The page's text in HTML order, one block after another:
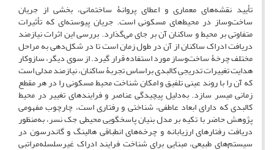
تأیید نقشه‌های معماری و اعطای پروانۀ ساختمانی، بخشی از جریان
ساخت‌وساز در محیط‌های مسکونی است. جریان پیوسته‌ای که تأثیرات
متفاوتی بر محیط و ساکنان آن بر جای می‌گذارد. بررسی این اثرات نیازمند
دریافت ادراک ساکنان از آن در طول زمان است تا در شکل‌دهی به مراحل
مختلف چرخۀ ساخت‌وساز مورد استفاده قرار گیرد. از سوی دیگر، سازوکار
هدایت تغییرات تدریجیِ کالبدی براساس تجربۀ ساکنان، نیازمند مدلی است
که آن را با روند عینی تلفیق و امکان شناخت محیط مسکونی را در هر مقطع
زمانی میسر سازد. به‌دلیل پیچیدگی عناصر و فرایندهای تغییر در محیط
کالبدی که دارای ابعاد عاطفی، شناختی و رفتاری است، چارچوب مفهومی
پژوهش حاضر با تکیه بر مدل بنیان پاسخگویی محیطی جک نسر، به‌منظور
دریافت رفتارهای ارزیابانه و چرخه‌های انطباقی ‌هالینگ و گاندرسون در
سیستم‌های طبیعی، مبنایی برای شناخت فرایند ادراک غیرسلسله‌مراتبی